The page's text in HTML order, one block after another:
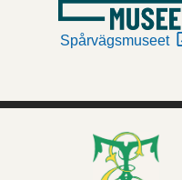
Spårvägsmuseet